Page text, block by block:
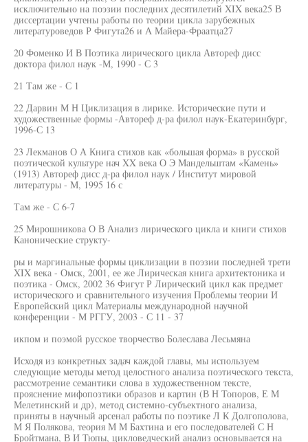
исключительно на поэзии последних десятилетий XIX века25 В
диссертации учтены работы по теории цикла зарубежных
литературоведов Р Фигута26 и А Майера-Фраатца27
20 Фоменко И В Поэтика лирического цикла Автореф дисс
доктора филол наук -М, 1990 - С 3
21 Там же - С 1
22 Дарвин М Н Циклизация в лирике. Исторические пути и
художественные формы -Автореф д-ра филол наук-Екатеринбург,
1996-С 13
23 Лекманов О А Книга стихов как «большая форма» в русской
поэтической культуре нач XX века О Э Мандельштам «Камень»
(1913) Автореф дисс д-ра филол наук / Институт мировой
литературы - М, 1995 16 с
Там же - С 6-7
25 Мирошникова О В Анализ лирического цикла и книги стихов
Канонические структу-
ры и маргинальные формы циклизации в поэзии последней трети
XIX века - Омск, 2001, ее же Лирическая книга архитектоника и
поэтика - Омск, 2002 36 Фигут Р Лирический цикл как предмет
исторического и сравнительного изучения Проблемы теории И
Европейский цикл Материалы международной научной
конференции - М РГГУ, 2003 - С 11 - 37
икпом и поэмой русское творчество Болеслава Лесьмяна
Исходя из конкретных задач каждой главы, мы используем
следующие методы метод целостного анализа поэтического текста,
рассмотрение семантики слова в художественном тексте,
прояснение мифопозтики образов и картин (В Н Топоров, Е М
Мелетинский и др), метод системно-субъектного анализа,
приняты в научный арсенал работы по поэтике Л К Долгополова,
М Я Полякова, теория М М Бахтина и его последователей С Н
Бройтмана, В И Тюпы, цикловедческий анализ основывается на